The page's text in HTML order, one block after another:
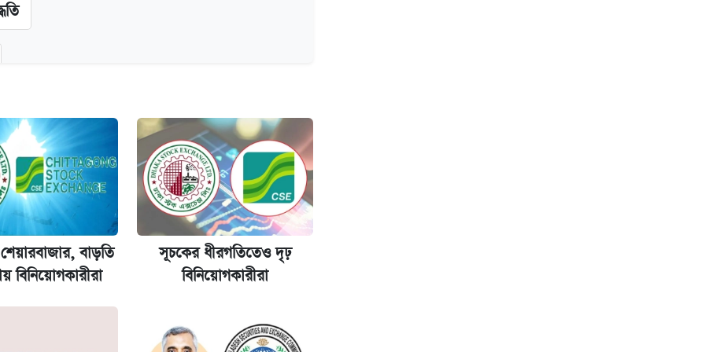
খান
বন্ধ
গেল
বাড়তি
বিনিয়োগকারীরা
সূচকের ধীরগতিতেও দৃঢ়
বিনিয়োগকারীরা